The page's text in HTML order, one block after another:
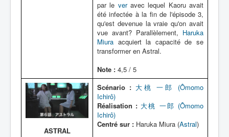
par le veravec lequel Kaoru avait
été infectée à la fin de l'épisode 3,
qu'est devenue la vraie qu'on avait
vue avant? Parallèlement, Haruka
Miura acquiert la capacité de se
transformer en Astral.
Note : 4,5 / 5
ASTRAL
Scénario : 大桃 一郎 (Ômomo
Ichirô)
Réalisation : 大桃 一郎 (Ômomo
Ichirô)
Centré sur : Haruka Miura (Astral)